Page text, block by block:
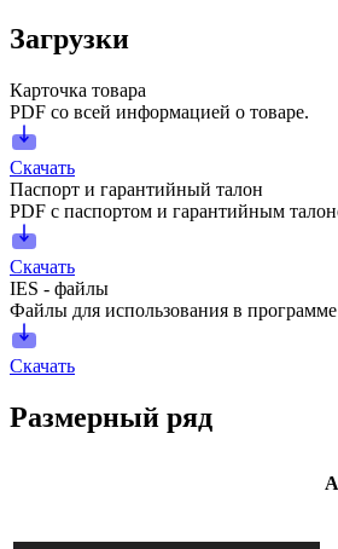
Загрузки
Карточка товара
PDF со всей информацией о товаре.
Скачать
Паспорт и гарантийный талон
PDF с паспортом и гарантийным
Скачать
IES - файлы
Файлы для использования в
Скачать
Размерный ряд